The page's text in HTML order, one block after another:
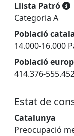
Llista Patró
Categoria A
Població
14.000-16.000
Població
414.376-
Estat de
Catalunya
Preocupació